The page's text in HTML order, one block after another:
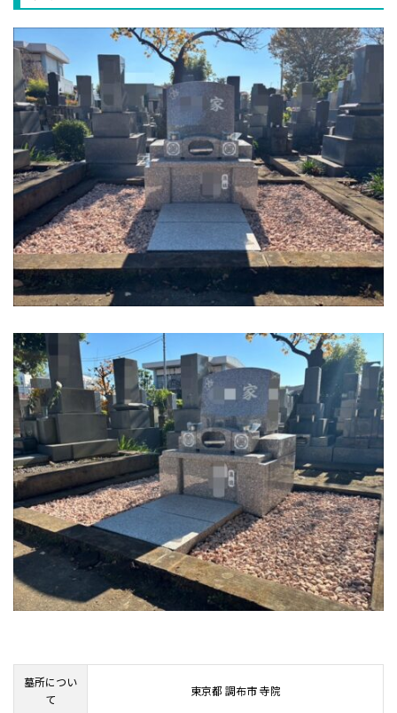
墓所につい
て
東京都 調布市 寺院